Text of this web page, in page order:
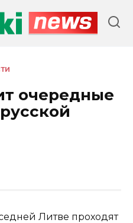
очередные
Литве проходят